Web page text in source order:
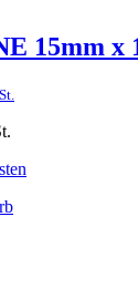
15mm x